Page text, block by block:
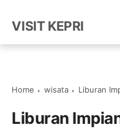
VISIT KEPRI
Home wisata Liburan Impian di Kepri
Liburan